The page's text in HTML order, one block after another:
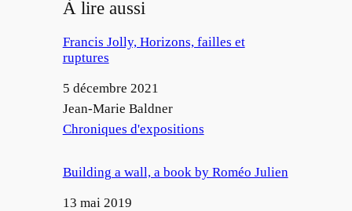
À lire aussi
Francis Jolly, Horizons, failles et
ruptures
Date
5 décembre 2021
Auteur
Jean-Marie Baldner
Par rapport à
Chroniques d'expositions
Building a wall, a book by Roméo Julien
Date
13 mai 2019